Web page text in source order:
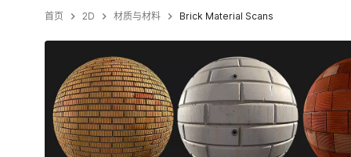
首页 2D 材质与材料 Brick Material Scans